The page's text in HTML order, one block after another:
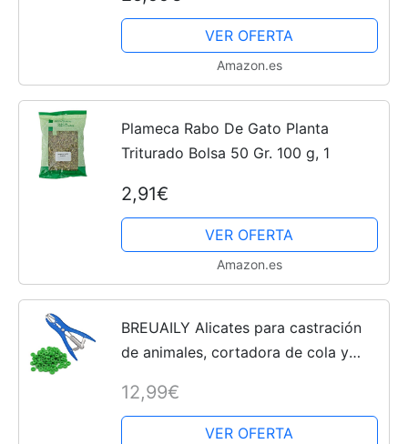
Gourmet. Regalo original para...
VER OFERTA
Amazon.es
Plameca Rabo De Gato Planta
Triturado Bolsa 50 Gr. 100 g, 1
2,91€
VER OFERTA
Amazon.es
BREUAILY Alicates para castración
de animales, cortadora de cola y
castración para ganado, ovejas,
cabras, herramienta...
12,99€
VER OFERTA